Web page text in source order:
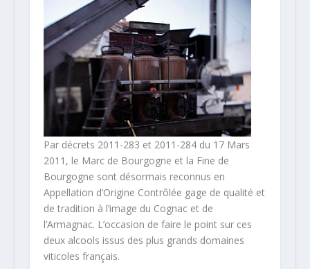
Par décrets 2011-283 et 2011-284 du 17 Mars
2011, le Marc de Bourgogne et la Fine de
Bourgogne sont désormais reconnus en
Appellation d’Origine Contrôlée gage de qualité et
de tradition à l’image du Cognac et de
l’Armagnac. L’occasion de faire le point sur ces
deux alcools issus des plus grands domaines
viticoles français.